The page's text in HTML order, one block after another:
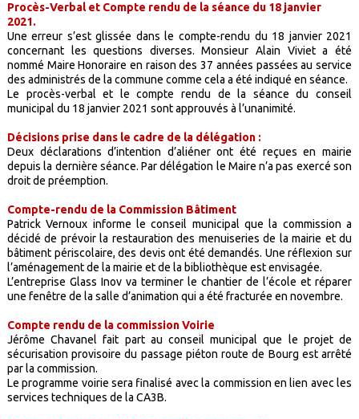
Procès-Verbal et Compte rendu de la séance du 18 janvier
2021.
Une erreur s’est glissée dans le compte-rendu du 18 janvier 2021
concernant les questions diverses. Monsieur Alain Viviet a été
nommé Maire Honoraire en raison des 37 années passées au service
des administrés de la commune comme cela a été indiqué en séance.
Le procès-verbal et le compte rendu de la séance du conseil
municipal du 18 janvier 2021 sont approuvés à l’unanimité.
Décisions prise dans le cadre de la délégation :
Deux déclarations d’intention d’aliéner ont été reçues en mairie
depuis la dernière séance. Par délégation le Maire n’a pas exercé son
droit de préemption.
Compte-rendu de la Commission Bâtiment
Patrick Vernoux informe le conseil municipal que la commission a
décidé de prévoir la restauration des menuiseries de la mairie et du
bâtiment périscolaire, des devis ont été demandés. Une réflexion sur
l’aménagement de la mairie et de la bibliothèque est envisagée.
L’entreprise Glass Inov va terminer le chantier de l’école et réparer
une fenêtre de la salle d’animation qui a été fracturée en novembre.
Compte rendu de la commission Voirie
Jérôme Chavanel fait part au conseil municipal que le projet de
sécurisation provisoire du passage piéton route de Bourg est arrêté
par la commission.
Le programme voirie sera finalisé avec la commission en lien avec les
services techniques de la CA3B.